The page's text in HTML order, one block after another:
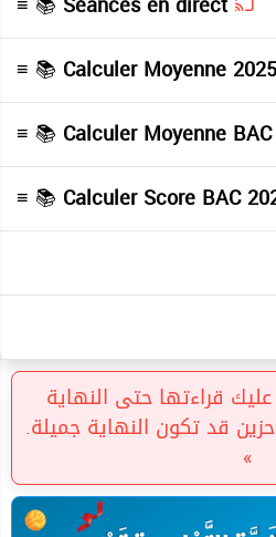
≡ 📚 Calculer Moyenne
≡ 📚 Calculer Moyenne
≡ 📚 Calculer Score BAC
قراءتها حتى النهاية
قد تكون النهاية جميلة.
»